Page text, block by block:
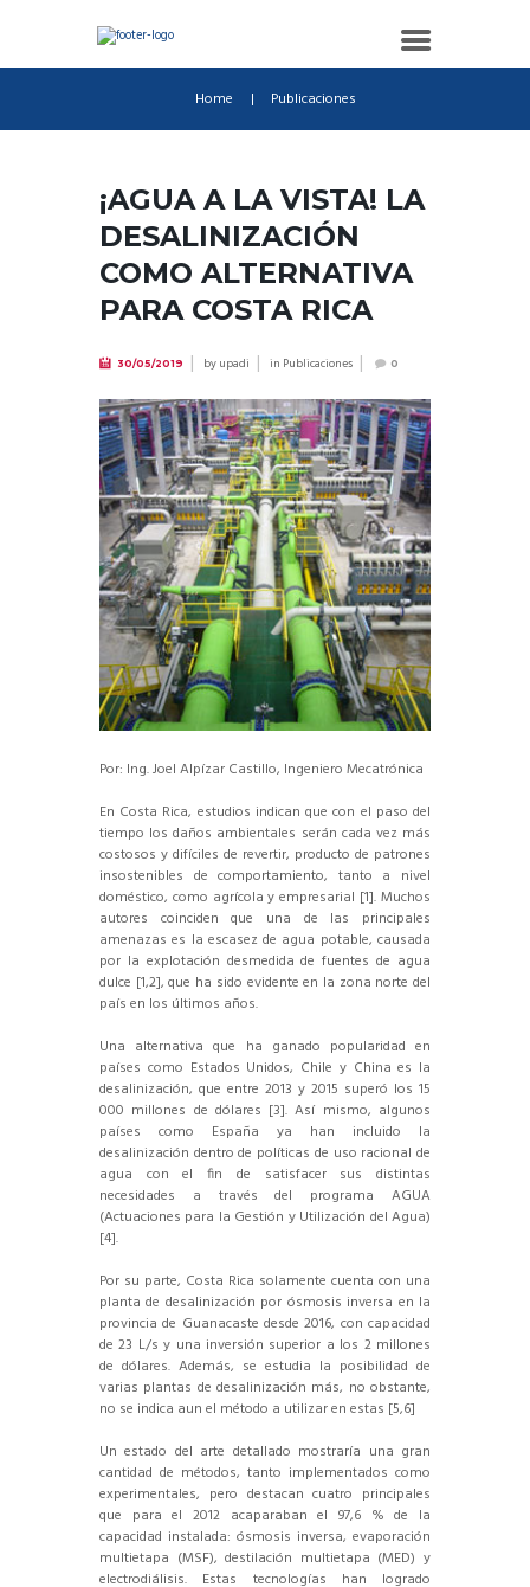
Home Publicaciones
¡AGUA A LA VISTA! LA
DESALINIZACIÓN
COMO ALTERNATIVA
PARA COSTA RICA
30/05/2019 byupadi in Publicaciones 0
Por: Ing. Joel Alpízar Castillo, Ingeniero Mecatrónica
En Costa Rica, estudios indican que con el paso del
tiempo los daños ambientales serán cada vez más
costosos y difíciles de revertir, producto de patrones
insostenibles de comportamiento, tanto a nivel
doméstico, como agrícola y empresarial [1]. Muchos
autores coinciden que una de las principales
amenazas es la escasez de agua potable, causada
por la explotación desmedida de fuentes de agua
dulce [1,2], que ha sido evidente en la zona norte del
país en los últimos años.
Una alternativa que ha ganado popularidad en
países como Estados Unidos, Chile y China es la
desalinización, que entre 2013 y 2015 superó los 15
000 millones de dólares [3]. Así mismo, algunos
países como España ya han incluido la
desalinización dentro de políticas de uso racional de
agua con el fin de satisfacer sus distintas
necesidades a través del programa AGUA
(Actuaciones para la Gestión y Utilización del Agua)
[4].
Por su parte, Costa Rica solamente cuenta con una
planta de desalinización por ósmosis inversa en la
provincia de Guanacaste desde 2016, con capacidad
de 23 L/s y una inversión superior a los 2 millones
de dólares. Además, se estudia la posibilidad de
varias plantas de desalinización más, no obstante,
no se indica aun el método a utilizar en estas [5,6]
Un estado del arte detallado mostraría una gran
cantidad de métodos, tanto implementados como
experimentales, pero destacan cuatro principales
que para el 2012 acaparaban el 97,6 % de la
capacidad instalada: ósmosis inversa, evaporación
multietapa (MSF), destilación multietapa (MED) y
electrodiálisis. Estas tecnologías han logrado